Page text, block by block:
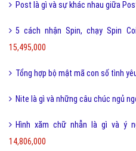
Post là gì và sự khác nhau giữa
5 cách nhận Spin, chạy Spin
15,495,000
Tổng hợp bộ mật mã con số tình
Nite là gì và những câu chúc ngủ
Hình xăm chữ nhẫn là gì và ý
14,806,000